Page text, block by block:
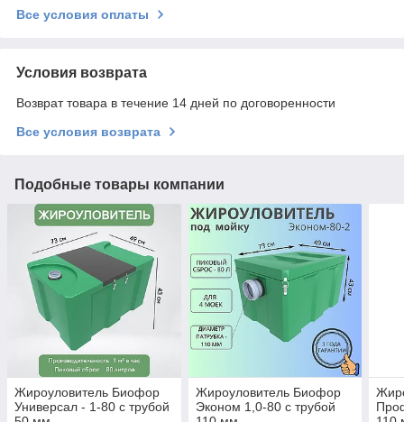
Все условия оплаты
Условия возврата
Возврат товара в течение 14 дней по договоренности
Все условия возврата
Подобные товары компании
Жироуловитель Биофор
Универсал - 1-80 с трубой
Жироуловитель Биофор
Эконом 1,0-80 с трубой